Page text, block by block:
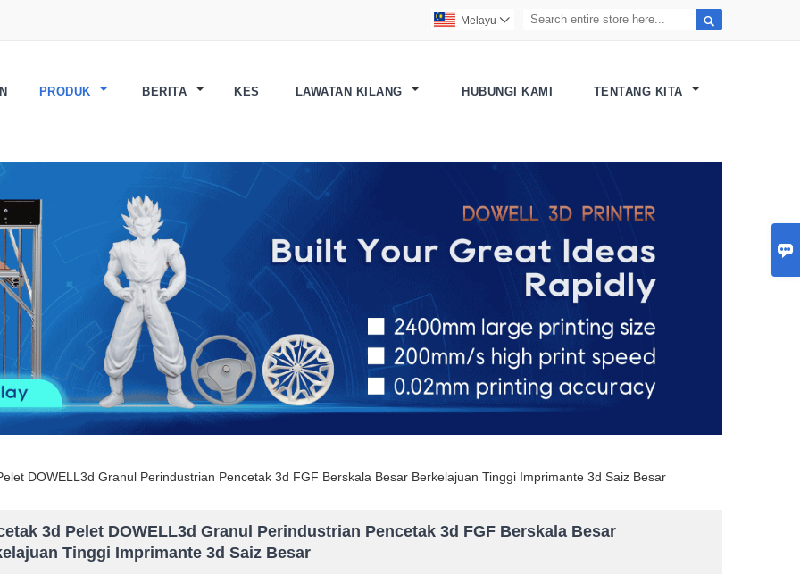


Melayu 
PRODUK BERITA KES LAWATAN KILANG HUBUNGI KAMI TENTANG KITA
DOWELL3d Granul Perindustrian Pencetak 3d FGF Berskala Besar Berkelajuan Tinggi Imprimante 3d Saiz Besar
3d Pelet DOWELL3d Granul Perindustrian Pencetak 3d FGF Berskala Besar
Tinggi Imprimante 3d Saiz Besar